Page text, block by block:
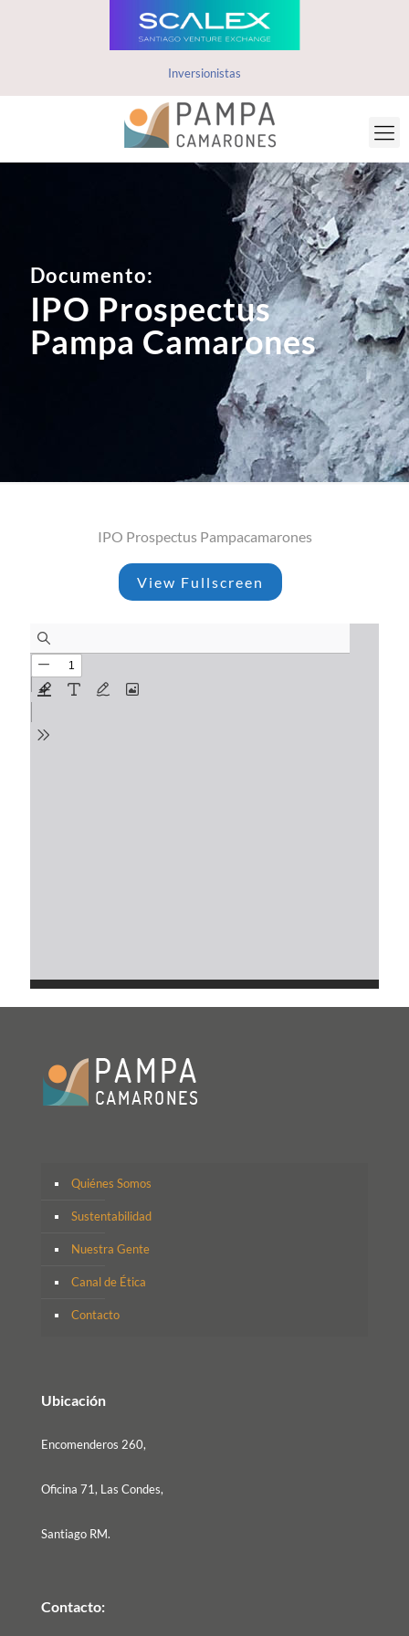
Inversionistas
Documento:
IPO Prospectus
Pampa Camarones
IPO Prospectus Pampacamarones
View Fullscreen
Quiénes Somos
Sustentabilidad
Nuestra Gente
Canal de Ética
Contacto
Ubicación
Encomenderos 260,
Oficina 71, Las Condes,
Santiago RM.
Contacto: